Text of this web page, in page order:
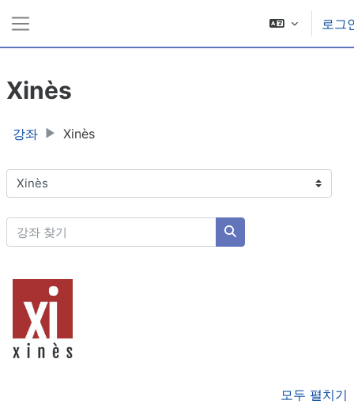
로그
Xinès
강좌 Xinès
강좌 범주
강좌 찾기
강좌 찾기
모두 펼치기